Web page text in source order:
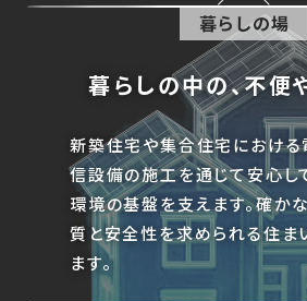
暮らしの場
暮らしの中の、不便
新築住宅や集合住宅における
信設備の施工を通じて安心し
環境の基盤を支えます。確か
質と安全性を求められる住ま
ます。